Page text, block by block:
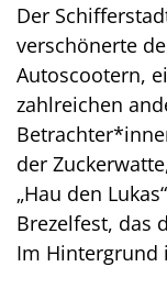
Der
verschönerte
Autoscootern,
zahlreichen
der
„Hau den
Brezelfest, das
Im Hintergrund